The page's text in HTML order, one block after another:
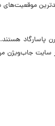
هستند.
سایت جاب‌ویژن